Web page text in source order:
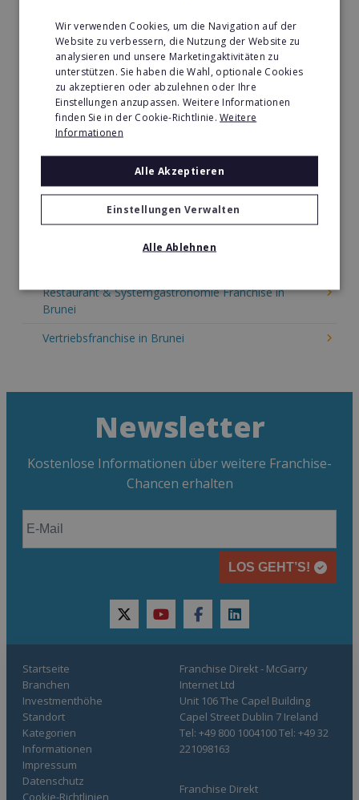
Tier- & Zoobedarf Franchise in Brunei
Immobilien Franchise in Brunei
Kinder & Erziehung Franchise in Brunei
Kosmetik Franchise in Brunei
Medien & Werbung Franchise in Brunei
Möbel & Einrichtung Franchise in Brunei
Restaurant & Systemgastronomie Franchise in
Brunei
Vertriebsfranchise in Brunei
Newsletter
Kostenlose Informationen über weitere Franchise-
Chancen erhalten
LOS GEHT’S!
twitteryoutubefacebooklinkedin
Startseite
Branchen
Investmenthöhe
Standort
Kategorien
Informationen
Franchise Direkt
Impressum
Datenschutz
Cookie-Richtlinien
Franchise Direkt - McGarry
Internet Ltd
Unit 106 The Capel Building
Capel Street Dublin 7 Ireland
Tel: +49 800 1004100 Tel: +49 32
221098163
Wir verwenden Cookies, um die Navigation auf der
Website zu verbessern, die Nutzung der Website zu
analysieren und unsere Marketingaktivitäten zu
unterstützen. Sie haben die Wahl, optionale Cookies
zu akzeptieren oder abzulehnen oder Ihre
Einstellungen anzupassen. Weitere Informationen
finden Sie in der Cookie-Richtlinie.Weitere
Informationen
Alle Akzeptieren
Einstellungen Verwalten
Alle Ablehnen